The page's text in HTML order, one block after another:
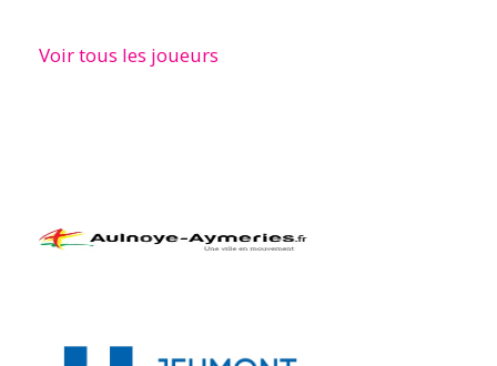
Voir tous les joueurs